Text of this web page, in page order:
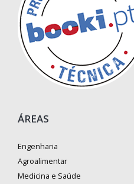
ÁREAS
Engenharia
Agroalimentar
Medicina e Saúde